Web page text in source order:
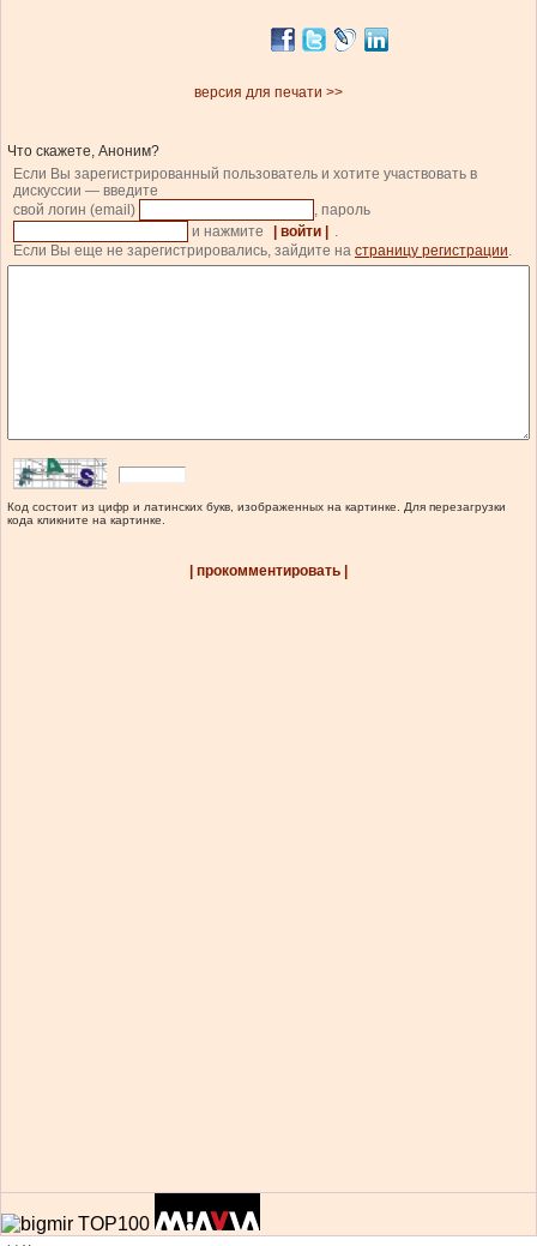
версия для печати >>
Что скажете, Аноним?
Если Вы зарегистрированный пользователь и хотите участвовать в
дискуссии — введите
свой логин (email)
, пароль
и нажмите
| войти |
.
Если Вы еще не зарегистрировались, зайдите на страницу регистрации.
Код состоит из цифр и латинских букв, изображенных на картинке. Для перезагрузки
кода кликните на картинке.
| прокомментировать |